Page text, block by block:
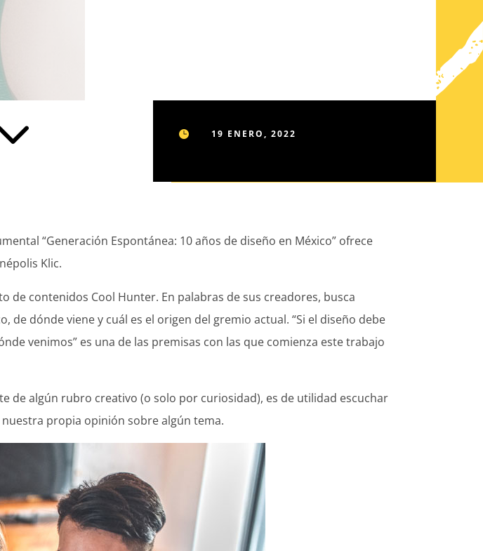
 19 ENERO, 2022
“Generación Espontánea: 10 años de diseño en México” ofrece
Klic.
contenidos Cool Hunter. En palabras de sus creadores, busca
dónde viene y cuál es el origen del gremio actual. “Si el diseño debe
venimos” es una de las premisas con las que comienza este trabajo
de algún rubro creativo (o solo por curiosidad), es de utilidad escuchar
propia opinión sobre algún tema.